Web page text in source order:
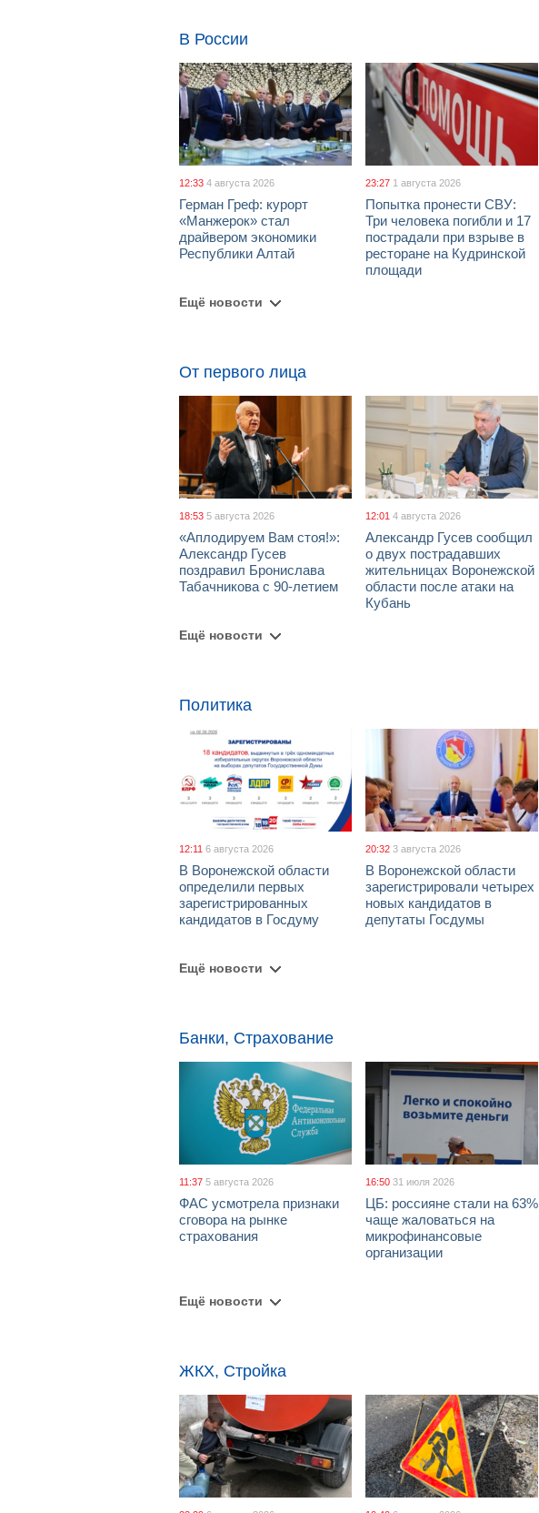
В России
12:33 4 августа 2026
Герман Греф: курорт
«Манжерок» стал
драйвером экономики
Республики Алтай
23:27 1 августа 2026
Попытка пронести СВУ:
Три человека погибли и 17
пострадали при взрыве в
ресторане на Кудринской
площади
Ещё новости
От первого лица
18:53 5 августа 2026
«Аплодируем Вам стоя!»:
Александр Гусев
поздравил Бронислава
Табачникова с 90-летием
12:01 4 августа 2026
Александр Гусев сообщил
о двух пострадавших
жительницах Воронежской
области после атаки на
Кубань
Ещё новости
Политика
12:11 6 августа 2026
В Воронежской области
определили первых
зарегистрированных
кандидатов в Госдуму
20:32 3 августа 2026
В Воронежской области
зарегистрировали четырех
новых кандидатов в
депутаты Госдумы
Ещё новости
Банки, Страхование
11:37 5 августа 2026
ФАС усмотрела признаки
сговора на рынке
страхования
16:50 31 июля 2026
ЦБ: россияне стали на 63%
чаще жаловаться на
микрофинансовые
организации
Ещё новости
ЖКХ, Стройка